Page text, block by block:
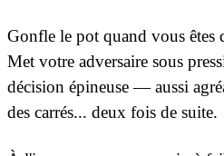
Gonfle le pot quand vous êtes
Met votre adversaire sous
décision épineuse — aussi
des carrés... deux fois de suite.